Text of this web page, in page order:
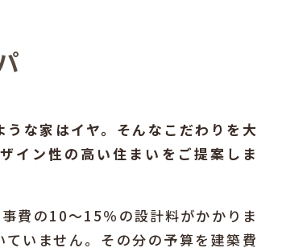
な家はイヤ。そんなこだわりを大
イン性の高い住まいをご提案しま
費の10〜15％の設計料がかかりま
いません。その分の予算を建築費